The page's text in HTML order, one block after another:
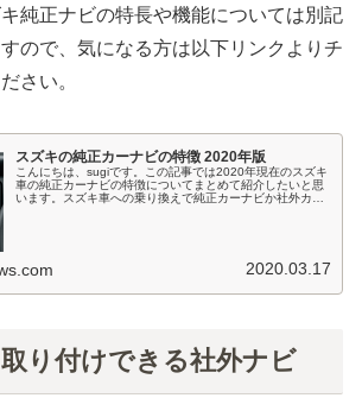
純正ナビの特長や機能については別記
ので、気になる方は以下リンクよりチ
さい。
スズキの純正カーナビの特徴 2020年版
こんにちは、sugiです。この記事では2020年現在のスズキ
車の純正カーナビの特徴についてまとめて紹介したいと思
います。スズキ車への乗り換えで純正カーナビか社外カー
2020.03.17
り付けできる社外ナビ